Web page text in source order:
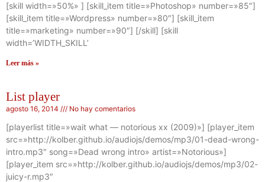
[skill width=»50%» ] [skill_item title=»Photoshop» number=»85″]
[skill_item title=»Wordpress» number=»80″] [skill_item
title=»marketing» number=»90″] [/skill] [skill
width=’WIDTH_SKILL’
Leer más »
List player
agosto 16, 2014 No hay comentarios
[playerlist title=»wait what — notorious xx (2009)»] [player_item
src=»http://kolber.github.io/audiojs/demos/mp3/01-dead-wrong-
intro.mp3″ song=»Dead wrong intro» artist=»Notorious»]
[player_item src=»http://kolber.github.io/audiojs/demos/mp3/02-
juicy-r.mp3″